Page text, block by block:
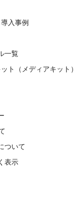
入事例
一覧
ト（メディアキット）
ついて
表示